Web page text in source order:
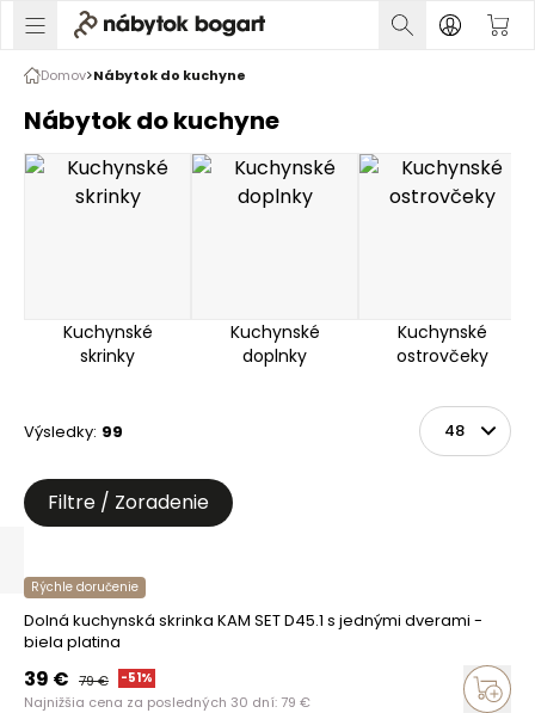
Domov Nábytok do kuchyne
Nábytok do kuchyne
Kuchynské
skrinky
Kuchynské
doplnky
Kuchynské
ostrovčeky
Zoradiť
Výsledky: 99 Na stránke
Filtre / Zoradenie
Rýchle doručenie
Dolná kuchynská skrinka KAM SET D45.1 s jednými dverami -
biela platina
39 € 79€ -51%
Najnižšia cena za posledných 30 dní: 79 €